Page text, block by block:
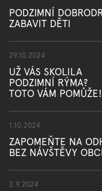
PODZIMNÍ
ZABAVIT DĚTI
29.10.2024
UŽ VÁS SKOLILA
PODZIMNÍ RÝMA?
TOTO VÁM POMŮŽE!
1.10.2024
ZAPOMEŇTE NA
BEZ NÁVŠTĚVY
2.9.2024